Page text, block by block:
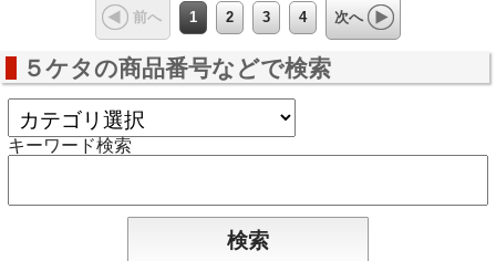
前へ 1 2 3 4 次へ
５ケタの商品番号などで検索
キーワード検索